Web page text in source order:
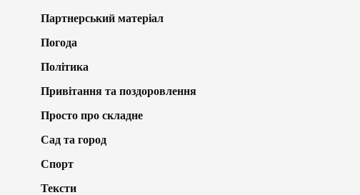
Партнерський матеріал
Погода
Політика
Привітання та поздоровлення
Просто про складне
Сад та город
Спорт
Тексти